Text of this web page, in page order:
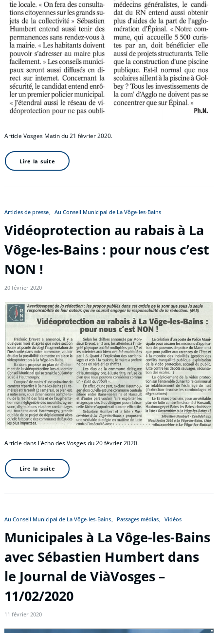
Article Vosges Matin du 21 février 2020.
Lire la suite
Articles de presse Au Conseil Municipal de La Vôge-les-Bains
Vidéoprotection au rabais à La
Vôge-les-Bains : pour nous c’est
NON !
20 février 2020
Article dans l'écho des Vosges du 20 février 2020.
Lire la suite
Au Conseil Municipal de La Vôge-les-Bains Passages médias Vidéos
Municipales à La Vôge-les-Bains
avec Sébastien Humbert dans
le Journal de ViàVosges –
11/02/2020
11 février 2020